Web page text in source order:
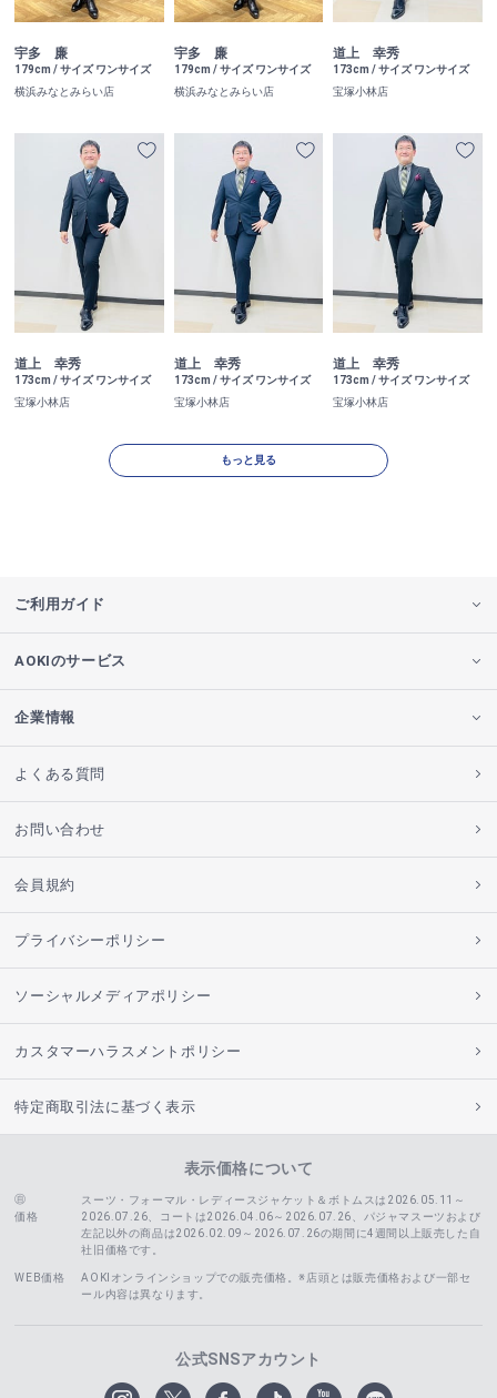
宇多 廉
179cm / サイズ ワンサイズ
横浜みなとみらい店
宇多 廉
179cm / サイズ ワンサイズ
横浜みなとみらい店
道上 幸秀
173cm / サイズ ワンサイズ
宝塚小林店
道上 幸秀
173cm / サイズ ワンサイズ
宝塚小林店
道上 幸秀
173cm / サイズ ワンサイズ
宝塚小林店
道上 幸秀
173cm / サイズ ワンサイズ
宝塚小林店
もっと見る
ご利用ガイド
AOKIのサービス
企業情報
よくある質問
お問い合わせ
会員規約
プライバシーポリシー
ソーシャルメディアポリシー
カスタマーハラスメントポリシー
特定商取引法に基づく表示
表示価格について
価格
スーツ・フォーマル・レディースジャケット＆ボトムスは2026.05.11～
2026.07.26、コートは2026.04.06～2026.07.26、
パジャマスーツおよび
左記以外の商品は2026.02.09～2026.07.26の期間に4週間以上販売した自
社旧価格です。
WEB価格
AOKIオンラインショップでの販売価格。※店頭とは販売価格および一部セ
ール内容は異なります。
公式SNSアカウント